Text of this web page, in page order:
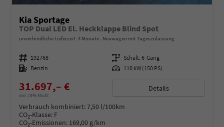
Kia Sportage
TOP Dual LED El. Heckklappe Blind Spot
unverbindliche Lieferzeit: 4 Monate Neuwagen mit Tageszulassung
Fahrzeugnummer 192768 Getriebe Schalt. 6-Gang
Kraftstoff Benzin Leistung 110 kW (150 PS)
31.697,– €
incl. 19% MwSt.
Details
Verbrauch kombiniert:7,50 l/100km
CO2-Klasse: F
CO2-Emissionen: 169,00 g/km